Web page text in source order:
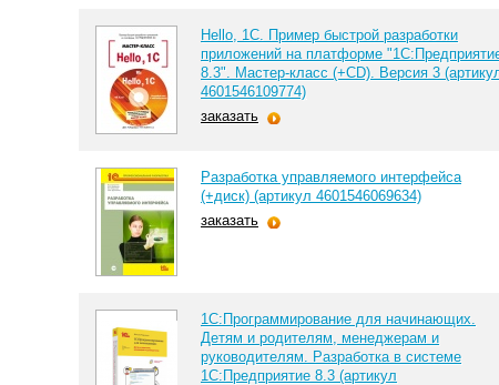
Hello, 1C. Пример быстрой разработки
приложений на платформе
8.3". Мастер-класс (+CD). Версия 3
4601546109774)
заказать
Разработка управляемого интерфейса
(+диск) (артикул 4601546069634)
заказать
1С:Программирование для начинающих.
Детям и родителям, менеджерам и
руководителям. Разработка в системе
1С:Предприятие 8.3 (артикул